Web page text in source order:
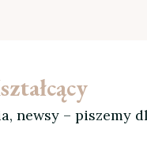
newsy – piszemy